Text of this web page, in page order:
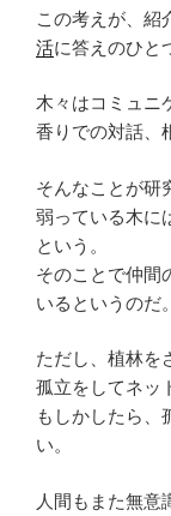
この考えが、紹
活に答えのひと
木々はコミュニ
香りでの対話、
そんなことが研
弱っている木に
という。
そのことで仲間
いるというのだ。
ただし、植林を
孤立をしてネッ
もしかしたら、
い。
人間もまた無意